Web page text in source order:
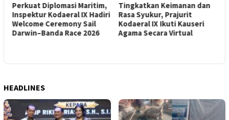
Perkuat Diplomasi Maritim,
Inspektur Kodaeral IX Hadiri
Welcome Ceremony Sail
Darwin–Banda Race 2026
Tingkatkan Keimanan dan
Rasa Syukur, Prajurit
Kodaeral IX Ikuti Kauseri
Agama Secara Virtual
HEADLINES